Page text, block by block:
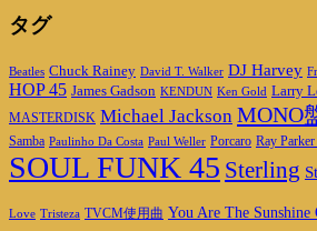
タグ
Beatles Chuck Rainey David T. Walker DJ Harvey
HOP 45 James Gadson KENDUN Ken Gold Larry
MASTERDISK Michael Jackson MONO
Samba Paulinho Da Costa Paul Weller Porcaro Ray Parker
SOUL FUNK 45 Sterling
Love Tristeza TVCM使用曲 You Are The